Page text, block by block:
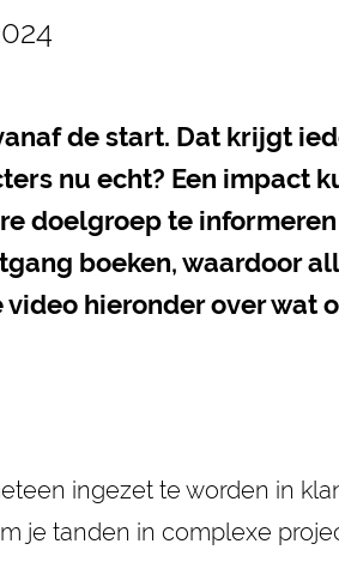
de start. Dat krijgt
nu echt? Een impact
doelgroep te
boeken, waardoor
video hieronder over wat
ingezet te worden in
je tanden in complexe